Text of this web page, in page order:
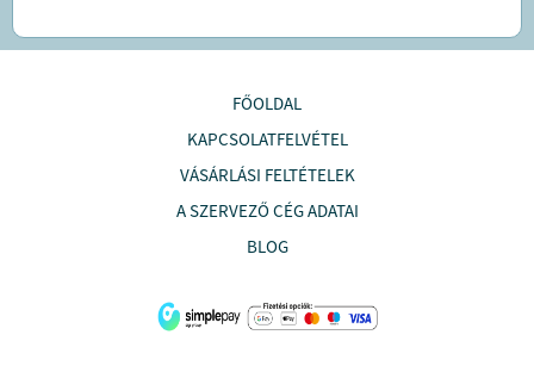
FŐOLDAL
KAPCSOLATFELVÉTEL
VÁSÁRLÁSI FELTÉTELEK
A SZERVEZŐ CÉG ADATAI
BLOG